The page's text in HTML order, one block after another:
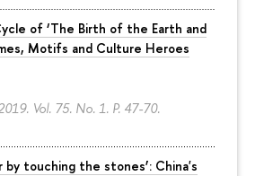
of ‘The Birth of the Earth and
Motifs and Culture Heroes
Vol. 75. No. 1. P. 47-70.
by touching the stones’: China's